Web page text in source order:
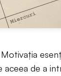
Motivația
aceea de a